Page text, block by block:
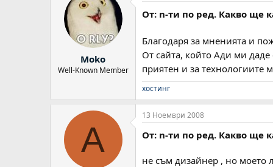
Moko
Well-Known Member
От: n-ти по ред. Какво ще
Благодаря за мненията и
От сайта, който Ади ми даде
приятен и за
хостинг
A
13 Ноември 2008
От: n-ти по ред. Какво ще
не съм дизайнер , но моето